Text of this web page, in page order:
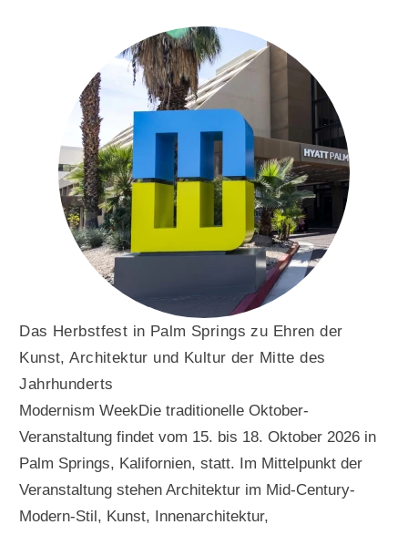
Das Herbstfest in Palm Springs zu Ehren der
Kunst, Architektur und Kultur der Mitte des
Jahrhunderts
Modernism WeekDie traditionelle Oktober-
Veranstaltung findet vom 15. bis 18. Oktober 2026 in
Palm Springs, Kalifornien, statt. Im Mittelpunkt der
Veranstaltung stehen Architektur im Mid-Century-
Modern-Stil, Kunst, Innenarchitektur,